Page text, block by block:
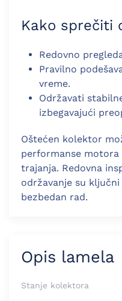
Kako sprečiti
Redovno
Pravilno
vreme.
Održavati
izbegavajući
Oštećen kolektor
performanse
trajanja. Redovna
održavanje su
bezbedan rad.
Opis lamela
Stanje kolektora